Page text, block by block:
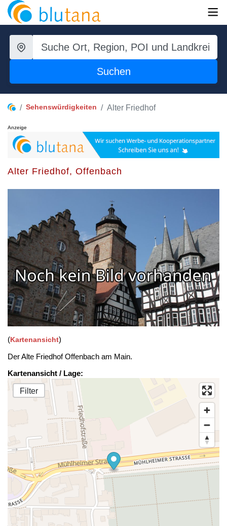
Suchen
Sehenswürdigkeiten Alter Friedhof
Anzeige
Alter Friedhof, Offenbach
(Kartenansicht)
Der Alte Friedhof Offenbach am Main.
Kartenansicht / Lage:
Filter